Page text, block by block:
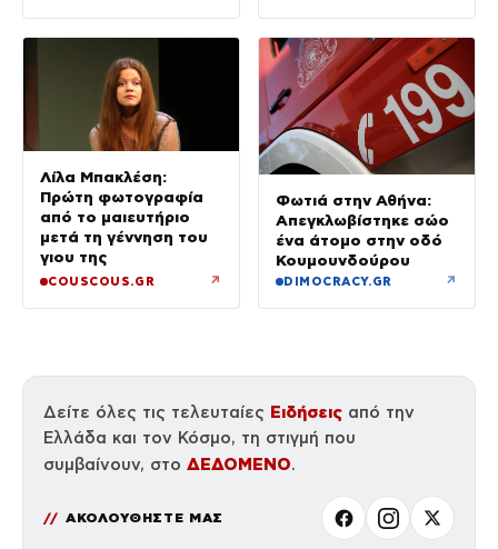
Λίλα Μπακλέση:
Πρώτη φωτογραφία
από το μαιευτήριο
μετά τη γέννηση του
γιου της
COUSCOUS.GR ↗
Φωτιά στην Αθήνα:
Απεγκλωβίστηκε σώο
ένα άτομο στην οδό
Κουμουνδούρου
DIMOCRACY.GR ↗
Δείτε όλες τις τελευταίες Ειδήσεις από την
Ελλάδα και τον Κόσμο, τη στιγμή που
συμβαίνουν, στο ΔΕΔΟΜΕΝΟ.
ΑΚΟΛΟΥΘΗΣΤΕ ΜΑΣ